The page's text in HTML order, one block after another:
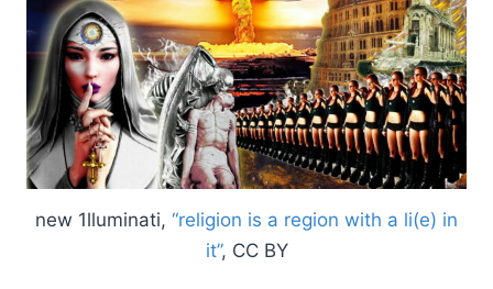
new 1lluminati, “religion is a region with a li(e) in
it”, CC BY